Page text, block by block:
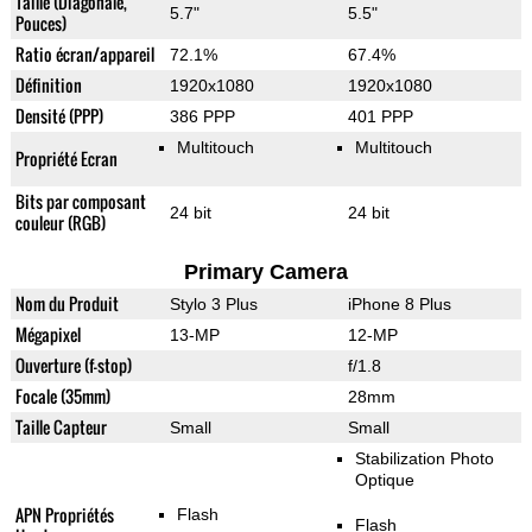
Pouces)
5.7" 5.5"
Ratio écran/appareil 72.1% 67.4%
Définition 1920x1080 1920x1080
Densité (PPP) 386 PPP 401 PPP
Propriété Ecran Multitouch Multitouch
Bits par composant
couleur (RGB)
24 bit 24 bit
Primary Camera
Nom du Produit Stylo 3 Plus iPhone 8 Plus
Mégapixel 13-MP 12-MP
Ouverture (f-stop) f/1.8
Focale (35mm) 28mm
Taille Capteur Small Small
APN Propriétés
Flash
Stabilization Photo
Optique
Flash